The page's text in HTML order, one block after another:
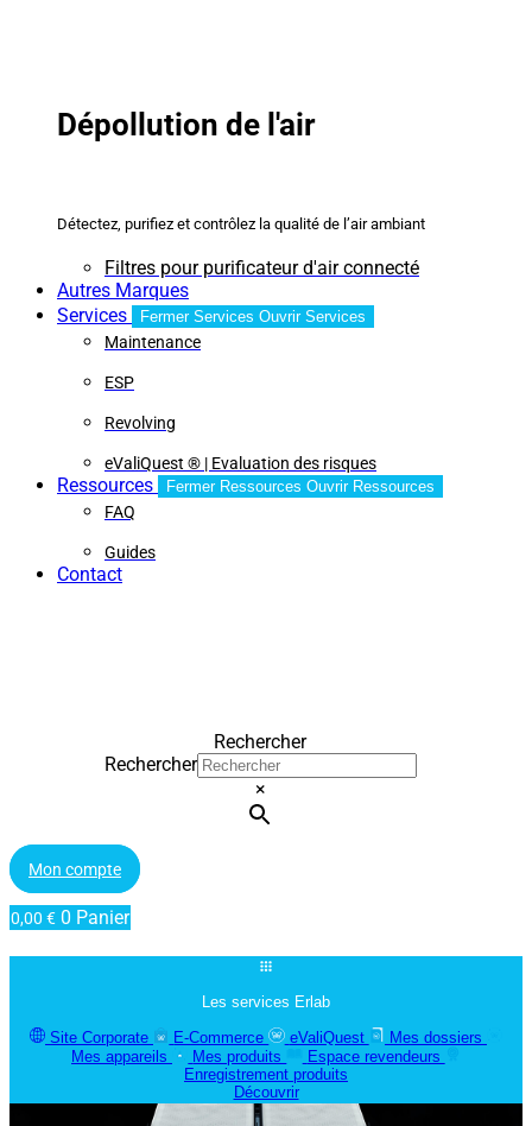
Dépollution de l'air
Détectez, purifiez et contrôlez la qualité de l’air ambiant
Filtres pour purificateur d'air connecté
Autres Marques
Services
Fermer Services Ouvrir Services
Maintenance
ESP
Revolving
eValiQuest ® | Evaluation des risques
Ressources Fermer Ressources Ouvrir Ressources
FAQ
Guides
Contact
Rechercher
Rechercher
×
Mon compte
0,00 € 0 Panier
Les services Erlab
Site Corporate
E-Commerce eValiQuest
Mes dossiers
Mes appareils
Mes produits
Espace revendeurs
Enregistrement produits
Découvrir